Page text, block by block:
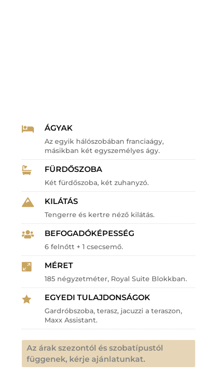
 ÁGYAK
Az egyik hálószobában franciaágy,
másikban két egyszemélyes ágy.
 FÜRDŐSZOBA
Két fürdőszoba, két zuhanyzó.
 KILÁTÁS
Tengerre és kertre néző kilátás.
 BEFOGADÓKÉPESSÉG
6 felnőtt + 1 csecsemő.
 MÉRET
185 négyzetméter, Royal Suite Blokkban.
 EGYEDI TULAJDONSÁGOK
Gardróbszoba, terasz, jacuzzi a teraszon,
Maxx Assistant.
Az árak szezontól és szobatípustól
függenek, kérje ajánlatunkat.